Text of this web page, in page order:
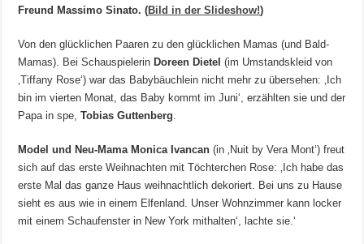
Freund Massimo Sinato. (Bild in der Slideshow!)
Von den glücklichen Paaren zu den glücklichen Mamas (und Bald-
Mamas). Bei SchauspielerinDoreen Dietel (im Umstandskleid von
‚Tiffany Rose‘) war das Babybäuchlein nicht mehr zu übersehen: ‚Ich
bin im vierten Monat, das Baby kommt im Juni‘, erzählten sie und der
Papa in spe,Tobias Guttenberg
Model und Neu-Mama Monica Ivancan (in ‚Nuit by Vera Mont‘) freut
sich auf das erste Weihnachten mit Töchterchen Rose: ‚Ich habe das
erste Mal das ganze Haus weihnachtlich dekoriert. Bei uns zu Hause
sieht es aus wie in einem Elfenland. Unser Wohnzimmer kann locker
mit einem Schaufenster in New York mithalten‘, lachte sie.‘